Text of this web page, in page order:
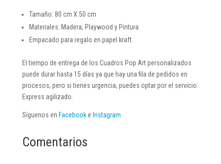
Tamaño: 80 cm X 50 cm
Materiales: Madera, Playwood y Pintura
Empacado para regalo en papel kraft.
El tiempo de entrega de los Cuadros Pop Art personalizados
puede durar hasta 15 días ya que hay una fila de pedidos en
procesos, pero si tienes urgencia, puedes optar por el servicio
Express agilizado.
Síguenos en Facebooke Instagram
Comentarios